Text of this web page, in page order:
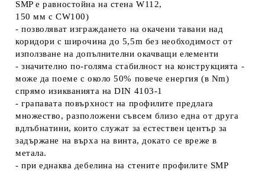
SMP e равностойна на стена W112,
150 мм c CW100)
- позволяват изграждането на окачени тавани над
коридори с широчина до 5,5m без необходимост от
използване на допълнителни окачващи елементи
- значително по-голяма стабилност на конструкцията -
може да поеме с около 50% повече енергия (в Nm)
спрямо изикванията на DIN 4103-1
- грапавата повърхност на профилите предлага
множество, разположени съвсем близо една от друга
вдлъбнатини, които служат за естествен център за
задържане на върха на винта, докато се вреже в
метала.
- при еднаква дебелина на стените профилите SMP